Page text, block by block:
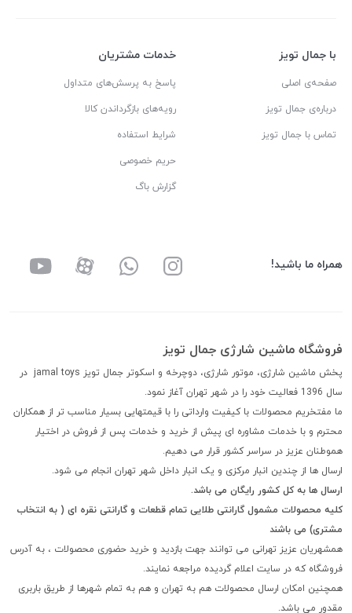
با جمال تویز
صفحه‌ی اصلی
درباره‌ی جمال تویز
تماس با جمال تویز
خدمات مشتریان
پاسخ به پرسش‌های متداول
رویه‌های بازگرداندن کالا
شرایط استفاده
حریم خصوصی
گزارش باگ
همراه ما باشید!
فروشگاه ماشین شارژی جمال تویز
پخش ماشین شارژی، موتور شارژی، دوچرخه و اسکوتر جمال تویز jamal toys در
سال 1396 فعالیت خود را در شهر تهران آغاز نمود.
ما مفتخریم محصولات با کیفیت وارداتی را با قیمتهایی بسیار مناسب تر از همکاران
محترم و با خدمات مشاوره ای پیش از خرید و خدمات پس از فروش در اختیار
هموطنان عزیز در سراسر کشور قرار می دهیم.
ارسال ها از چندین انبار مرکزی و یک انبار داخل شهر تهران انجام می شود.
ارسال ها به کل کشور رایگان می باشد.
کلیه محصولات مشمول گارانتی طلایی تمام قطعات و گارانتی نقره ای ( به انتخاب
مشتری) می باشند
همشهریان عزیز تهرانی می توانند جهت بازدید و خرید حضوری محصولات ، به آدرس
فروشگاه که در سایت اعلام گردیده مراجعه نمایند.
همچنین امکان ارسال محصولات هم به تهران و هم به تمام شهرها از طریق باربری
مقدور می باشد.